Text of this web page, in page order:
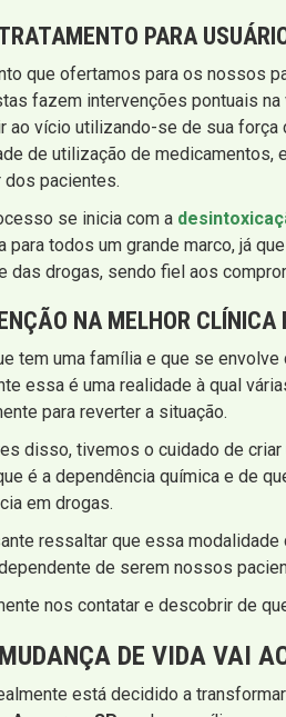
PARA
que ofertamos para os nossos
fazem intervenções pontuais
ao vício utilizando-se de sua força
de utilização de medicamentos,
dos pacientes.
se inicia com a
para todos um grande marco, já
das drogas, sendo fiel aos
NA MELHOR CLÍNICA
tem uma família e que se
essa é uma realidade à qual
para reverter a situação.
disso, tivemos o cuidado de
é a dependência química e de
em drogas.
ressaltar que essa
de serem nossos
nos contatar e descobrir de
DE VIDA VAI
está decidido a